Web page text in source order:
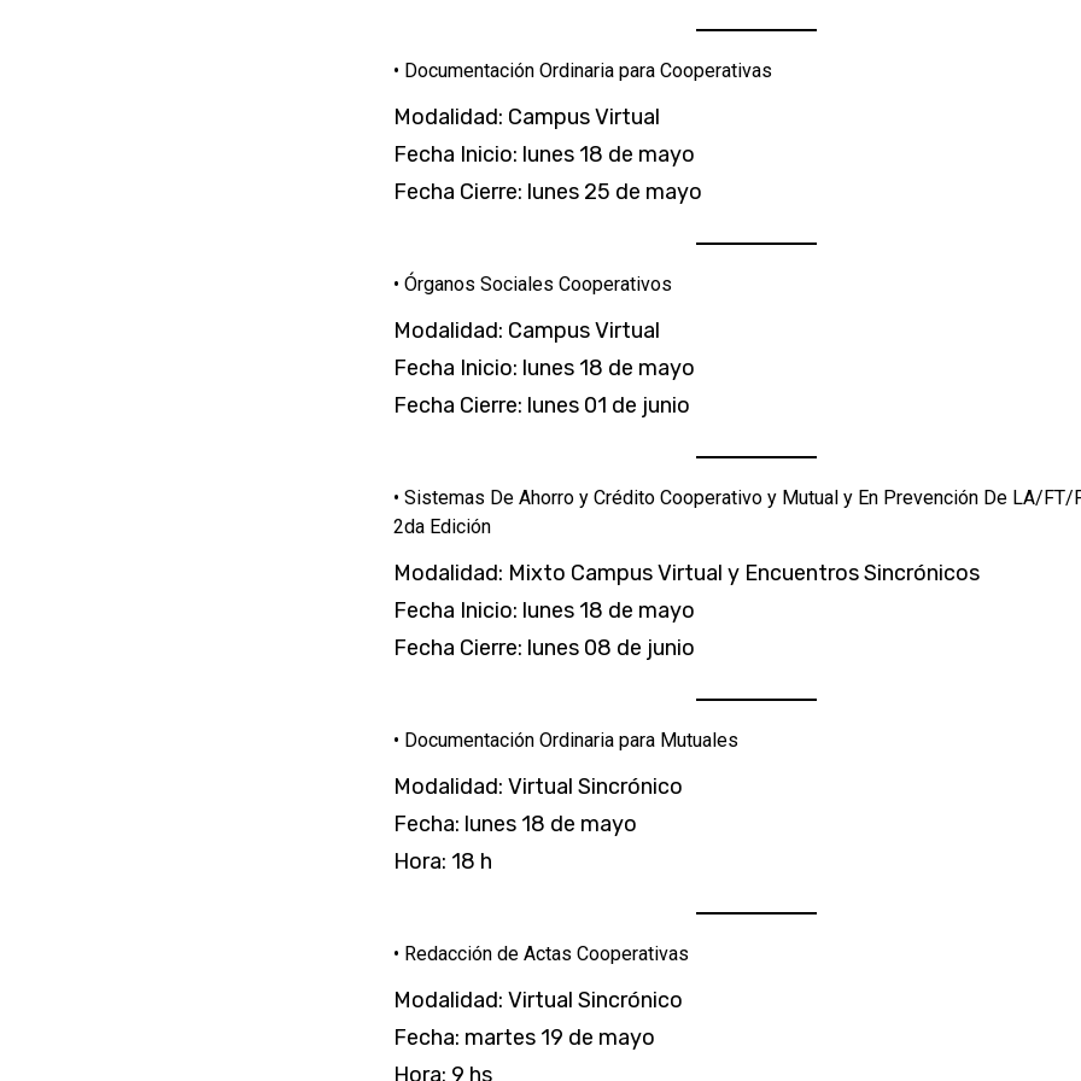
• Documentación Ordinaria para Cooperativas
Modalidad: Campus Virtual
Fecha Inicio: lunes 18 de mayo
Fecha Cierre: lunes 25 de mayo
• Órganos Sociales Cooperativos
Modalidad: Campus Virtual
Fecha Inicio: lunes 18 de mayo
Fecha Cierre: lunes 01 de junio
• Sistemas De Ahorro y Crédito Cooperativo y Mutual y En Prevención De LA/FT/
2da Edición
Modalidad: Mixto Campus Virtual y Encuentros Sincrónicos
Fecha Inicio: lunes 18 de mayo
Fecha Cierre: lunes 08 de junio
• Documentación Ordinaria para Mutuales
Modalidad: Virtual Sincrónico
Fecha: lunes 18 de mayo
Hora: 18 h
• Redacción de Actas Cooperativas
Modalidad: Virtual Sincrónico
Fecha: martes 19 de mayo
Hora: 9 hs